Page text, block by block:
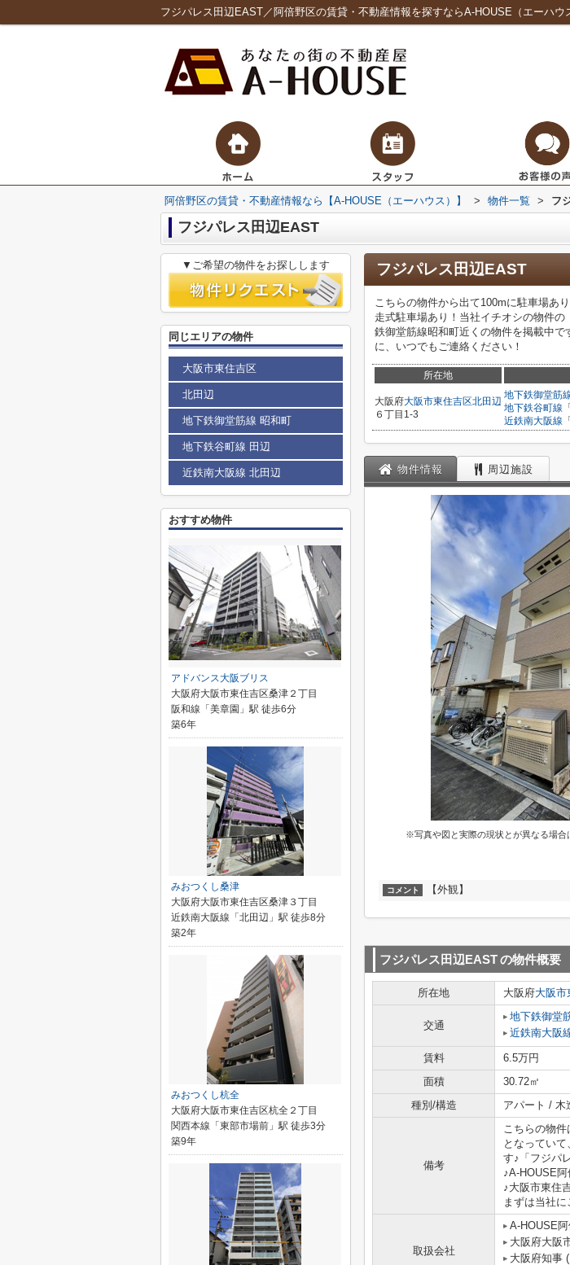
フジパレス田辺EAST／阿倍野区の賃貸・不動産情報を探すならA-HOUSE（エーハウ
阿倍野区の賃貸・不動産情報なら【A-HOUSE（エーハウス）】 > 物件一覧 > フ
フジパレス田辺EAST
フジパレス田辺EAST
こちらの物件から出て100mに駐車場あ
走式駐車場あり！当社イチオシの物件
鉄御堂筋線昭和町近くの物件を掲載中
に、いつでもご連絡ください！
所在地
大阪府大阪市東住吉区北田辺
６丁目1-3
地下鉄御堂筋
地下鉄谷町線 「
近鉄南大阪線 「
物件情報 周辺施設
※写真や図と実際の現状とが異なる場合
コメント 【外観】
フジパレス田辺EASTの物件概要
所在地 大阪府大阪市
交通
地下鉄御堂
近鉄南大阪
賃料 6.5万円
面積
30.72㎡
種別/構造
アパート / 木
備考
こちらの物
となってい
す♪「フジパ
♪A-HOUSE
♪大阪市東住
まずは当社
取扱会社
A-HOUSE
大阪府大阪
大阪府知事
▼ご希望の物件をお探しします
同じエリアの物件
大阪市東住吉区
北田辺
地下鉄御堂筋線 昭和町
地下鉄谷町線 田辺
近鉄南大阪線 北田辺
おすすめ物件
アドバンス大阪ブリス
大阪府大阪市東住吉区桑津２丁目
阪和線「美章園」駅 徒歩6分
築6年
みおつくし桑津
大阪府大阪市東住吉区桑津３丁目
近鉄南大阪線「北田辺」駅 徒歩8分
築2年
みおつくし杭全
大阪府大阪市東住吉区杭全２丁目
関西本線「東部市場前」駅 徒歩3分
築9年